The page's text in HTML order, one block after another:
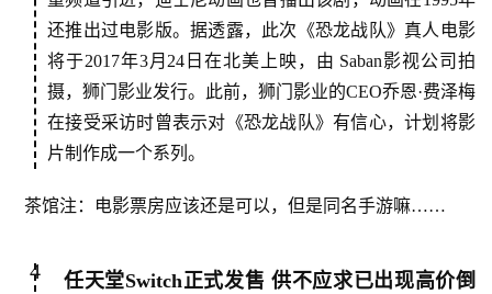
页
还推出过电影版。据透露，此次《恐龙战队》真人电影
将于2017年3月24日在北美上映，由 Saban影视公司拍
摄，狮门影业发行。此前，狮门影业的CEO乔恩·费泽梅
在接受采访时曾表示对《恐龙战队》有信心，计划将影
片制作成一个系列。
茶馆注：电影票房应该还是可以，但是同名手游嘛……
4 任天堂Switch正式发售 供不应求已出现高价倒